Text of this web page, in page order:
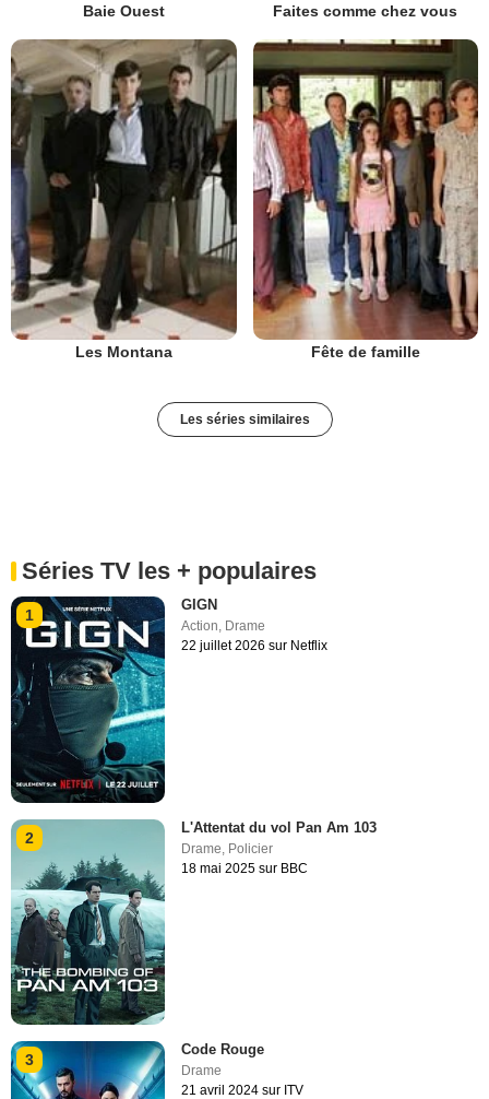
Baie Ouest Faites comme chez vous
Les Montana Fête de famille
Les séries similaires
Séries TV les + populaires
1
GIGN
Action, Drame
22 juillet 2026 sur Netflix
2
L'Attentat du vol Pan Am 103
Drame Policier
18 mai 2025 sur BBC
3
Code Rouge
Drame
21 avril 2024 sur ITV